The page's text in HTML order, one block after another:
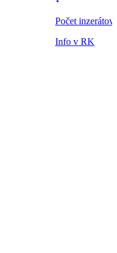
Počet inzerátov
Info v RK